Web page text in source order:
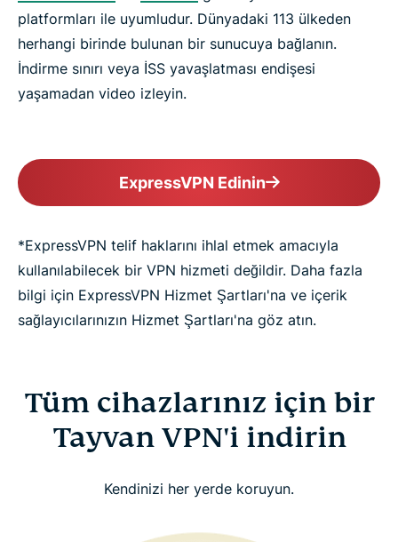
platformları ile uyumludur. Dünyadaki 113 ülkeden
herhangi birinde bulunan bir sunucuya bağlanın.
İndirme sınırı veya İSS yavaşlatması endişesi
yaşamadan video izleyin.
ExpressVPN Edinin
*ExpressVPN telif haklarını ihlal etmek amacıyla
kullanılabilecek bir VPN hizmeti değildir. Daha fazla
bilgi için ExpressVPN Hizmet Şartları'na ve içerik
sağlayıcılarınızın Hizmet Şartları'na göz atın.
Tüm cihazlarınız için bir
Tayvan VPN'i indirin
Kendinizi her yerde koruyun.